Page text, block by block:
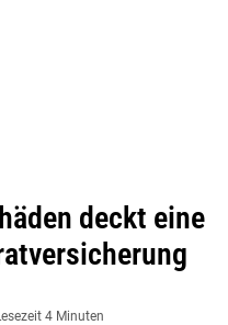
deckt eine
4 Minuten